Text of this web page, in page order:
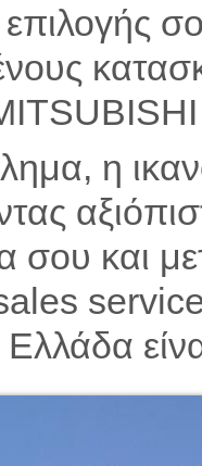
η
σου και
Ελλάδα